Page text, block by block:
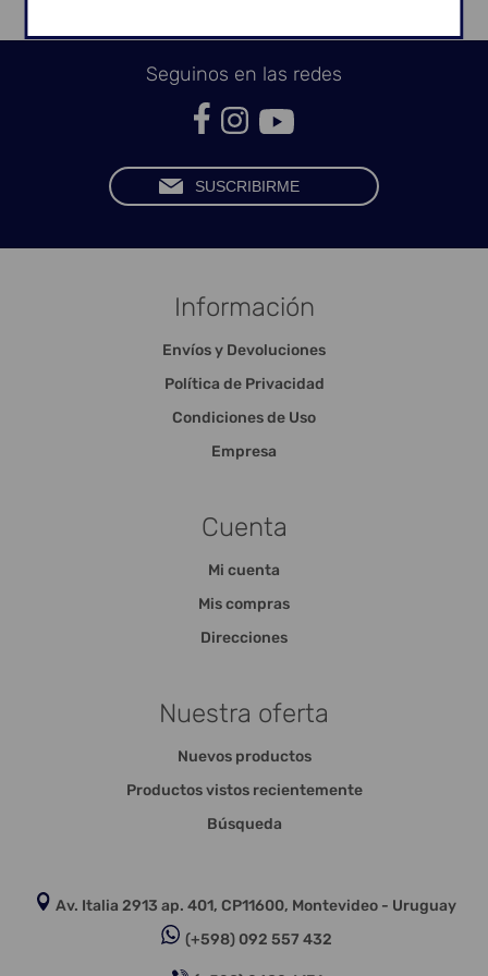
Seguinos en las redes
Información
Envíos y Devoluciones
Política de Privacidad
Condiciones de Uso
Empresa
Cuenta
Mi cuenta
Mis compras
Direcciones
Nuestra oferta
Nuevos productos
Productos vistos recientemente
Búsqueda
Av. Italia 2913 ap. 401, CP11600, Montevideo - Uruguay
(+598) 092 557 432